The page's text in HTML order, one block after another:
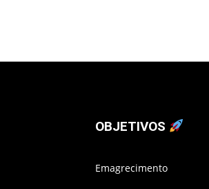
OBJETIVOS
Emagrecimento